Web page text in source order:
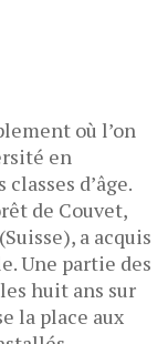
où l’on
en
d’âge.
de Couvet,
a acquis
Une partie des
huit ans sur
la place aux